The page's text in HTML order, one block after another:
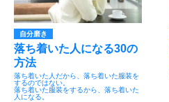
自分磨き
落ち着いた人になる30の
方法
落ち着いた人だから、落ち着いた服装を
するのではない。
落ち着いた服装をするから、落ち着いた
人になる。